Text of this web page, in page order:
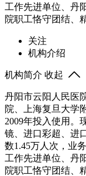
工作先进单位、丹
院职工恪守团结、
关注
机构介绍
机构简介 收起
丹阳市云阳人民医
院、上海复旦大学
2009年投入使用。
镜、进口彩超、进
数1.45万人次，业
工作先进单位、丹
院职工恪守团结、